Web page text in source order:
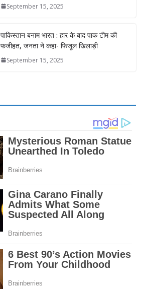
September 15, 2025
पाकिस्तान बनाम भारत : हार के बाद पाक टीम की
फजीहत, जनता ने कहा- फिजूल खिलाड़ी
September 15, 2025